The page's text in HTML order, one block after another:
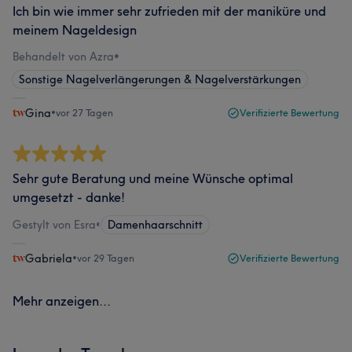
Ich bin wie immer sehr zufrieden mit der maniküre und
meinem Nageldesign
Behandelt von Azra•
Sonstige Nagelverlängerungen & Nagelverstärkungen
Gina•vor 27 Tagen Verifizierte Bewertung
Sehr gute Beratung und meine Wünsche optimal
umgesetzt - danke!
Gestylt von Esra• Damenhaarschnitt
Gabriela•vor 29 Tagen Verifizierte Bewertung
Mehr anzeigen...